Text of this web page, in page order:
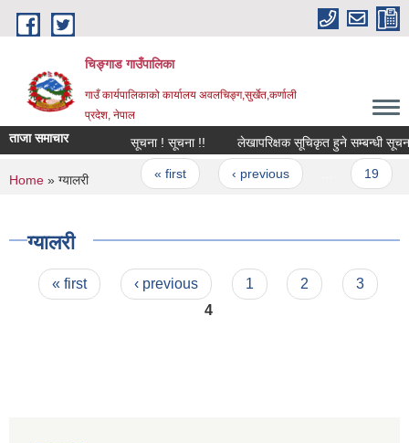
Skip to main content
चिङ्गाड गाउँपालिका
गाउँ कार्यपालिकाको कार्यालय अवलचिङ्ग,सुर्खेत,कर्णाली
प्रदेश, नेपाल
ताजा समाचार सूचना ! सूचना !! लेखापरिक्षक सूचिकृत हुने सम्बन्धी सूचना
Pages
« first ‹ previous
You are here
Home » ग्यालरी
ग्यालरी
Pages
« first ‹ previous 1 2
3
4